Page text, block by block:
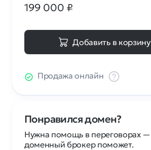
199 000 ₽
Добавить в корзину
Продажа онлайн
Понравился домен?
Нужна помощь в переговорах —
доменный брокер поможет.